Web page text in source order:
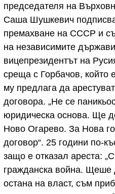
председателя на
Саша Шушкевич
премахване на СССР и
на независимите
вицепрезидентът на
среща с Горбачов, който
му предлага да
договора. „Не се
юридическа основа. Ще
Ново Огарево. За Нова
договор“. 25 години по-
защо е отказал ареста:
гражданска война. Щеше
остана на власт, съм